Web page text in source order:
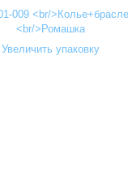
Увеличить упаковку